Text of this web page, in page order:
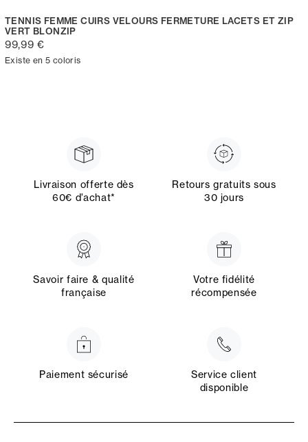
TENNIS FEMME CUIRS VELOURS FERMETURE LACETS ET ZIP
VERT BLONZIP
99,99 €
Existe en 5 coloris
Livraison offerte dès
60€ d’achat*
Retours gratuits sous
30 jours
Savoir faire & qualité
française
Votre fidélité
récompensée
Paiement sécurisé
Service client
disponible